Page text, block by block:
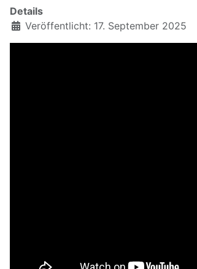
Details
Veröffentlicht: 17. September 2025